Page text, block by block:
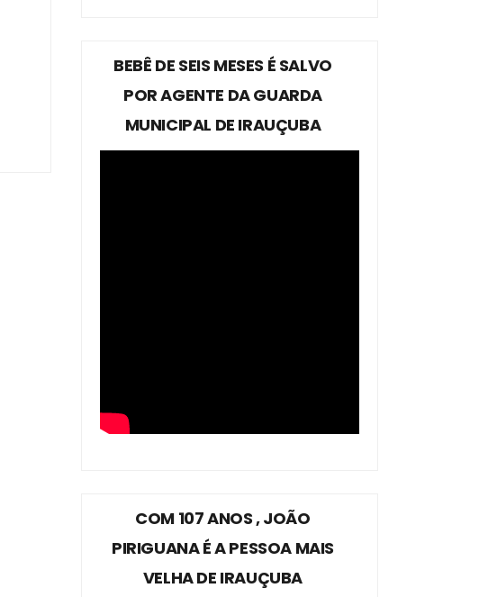
BEBÊ DE SEIS MESES É SALVO
POR AGENTE DA GUARDA
MUNICIPAL DE IRAUÇUBA
COM 107 ANOS , JOÃO
PIRIGUANA É A PESSOA MAIS
VELHA DE IRAUÇUBA